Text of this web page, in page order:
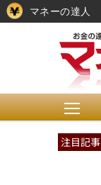
注目記事
マネーの達人